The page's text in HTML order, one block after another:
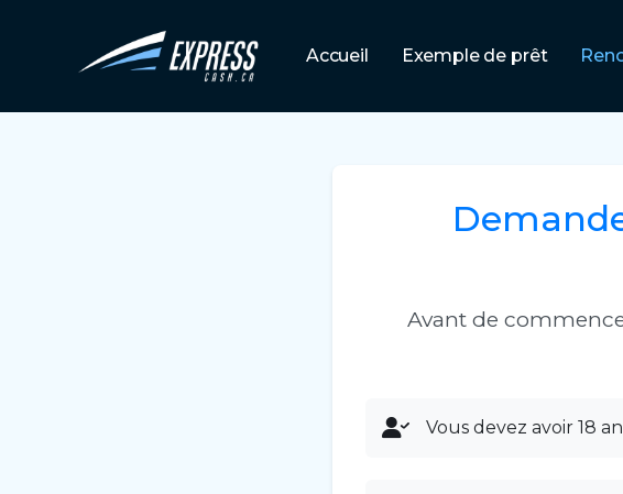
Accueil Exemple de prêt
Avant de
Vous devez avoir 18